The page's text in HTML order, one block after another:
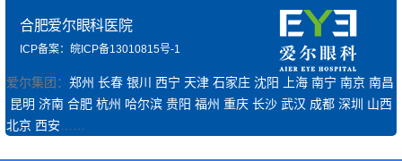
合肥爱尔眼科医院
ICP备案：皖ICP备13010815号-1
爱尔集团： 郑州 长春 银川 西宁 天津 石家庄 沈阳 上海 南宁 南京 南昌
昆明 济南 合肥 杭州 哈尔滨 贵阳 福州 重庆 长沙 武汉 成都 深圳 山西
北京 西安